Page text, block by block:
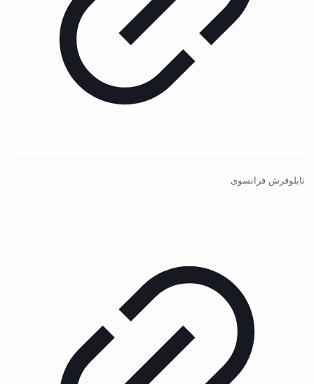
تابلوفرش فرانسوی